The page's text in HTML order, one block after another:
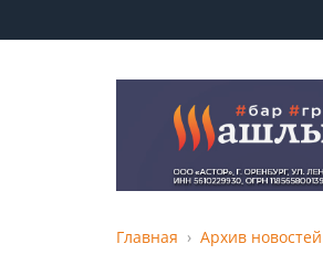
Главная Архив новостей